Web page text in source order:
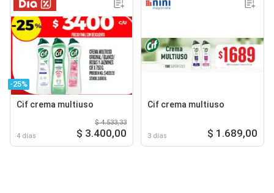
-25%
Cif crema multiuso
4 días
$ 4.533,33
$ 3.400,00
Cif crema multiuso
3 días $ 1.689,00